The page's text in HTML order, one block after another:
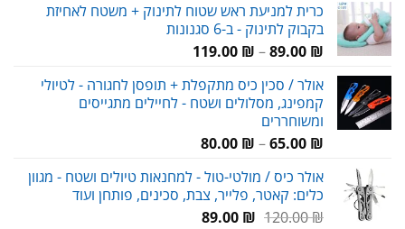
כרית למניעת ראש שטוח לתינוק + משטח לאחיזת
בקבוק לתינוק - ב-6 סגנונות
89.00 ₪
–
119.00 ₪
עד
אולר / סכין כיס מתקפלת + תופסן לחגורה - לטיולי
קמפינג, מסלולים ושטח - לחיילים מתגייסים
ומשוחררים
65.00 ₪
–
80.00 ₪
טווח
עד
אולר כיס / מולטי-טול - למחנאות טיולים ושטח - מגוון
כלים: קאטר, פלייר, צבת, סכינים, פותחן ועוד
120.00₪
המחיר89.00 ₪
המחיר